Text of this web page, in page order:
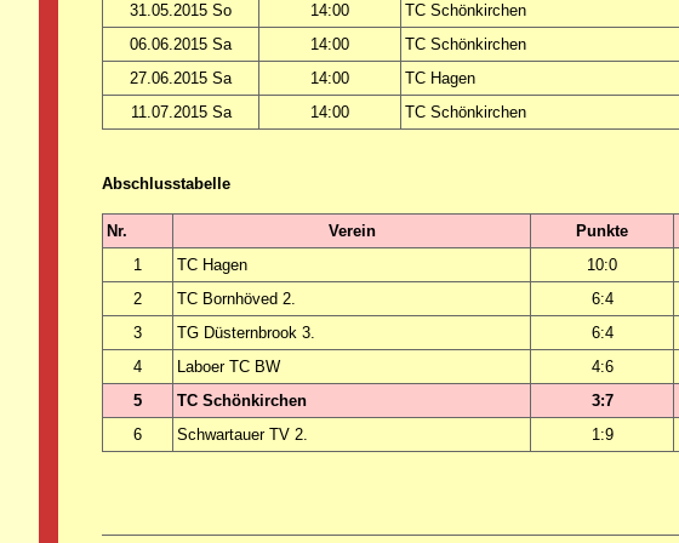
31.05.2015 So
14:00 TC Schönkirchen
06.06.2015 Sa
14:00 TC Schönkirchen
27.06.2015 Sa
14:00 TC Hagen
11.07.2015 Sa
14:00 TC Schönkirchen
Abschlusstabelle
Nr. Verein Punkte
1
TC Hagen 10:0
2
TC Bornhöved 2. 6:4
3
TG Düsternbrook 3. 6:4
4
Laboer TC BW 4:6
5
TC Schönkirchen 3:7
6
Schwartauer TV 2. 1:9